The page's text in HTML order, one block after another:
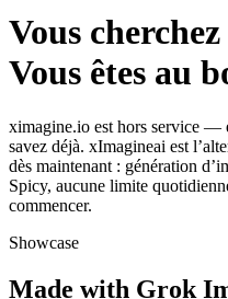
Vous
Vous êtes au
ximagine.io est hors service —
savez déjà. xImagineai est
dès maintenant : génération
Spicy, aucune limite
commencer.
Showcase
Made with Grok